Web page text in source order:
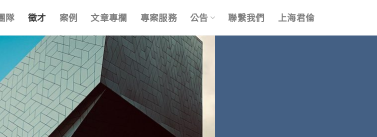
隊 徵才 案例 文章專欄 專案服務 公告 聯繫我們 上海君倫